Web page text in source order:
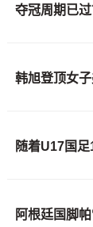
韩旭登顶女
随着U17国足